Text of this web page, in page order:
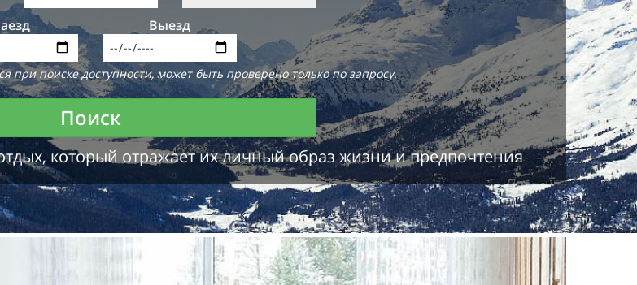
Выезд
при поиске доступности, может быть проверено только по запросу.
Поиск
который отражает их личный образ жизни и предпочтения